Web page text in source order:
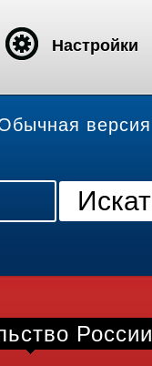
версия
России
Настройки